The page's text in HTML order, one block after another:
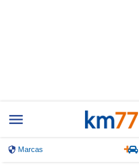
Marcas